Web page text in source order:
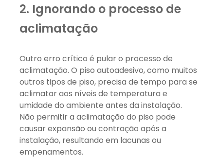
2. Ignorando o processo de
aclimatação
Outro erro crítico é pular o processo de
aclimatação. O piso autoadesivo, como muitos
outros tipos de piso, precisa de tempo para se
aclimatar aos níveis de temperatura e
umidade do ambiente antes da instalação.
Não permitir a aclimatação do piso pode
causar expansão ou contração após a
instalação, resultando em lacunas ou
empenamentos.